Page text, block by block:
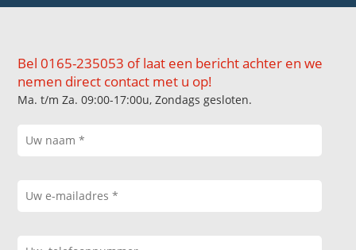
Bel 0165-235053 of laat een bericht achter en we
nemen direct contact met u op!
Ma. t/m Za. 09:00-17:00u, Zondags gesloten.